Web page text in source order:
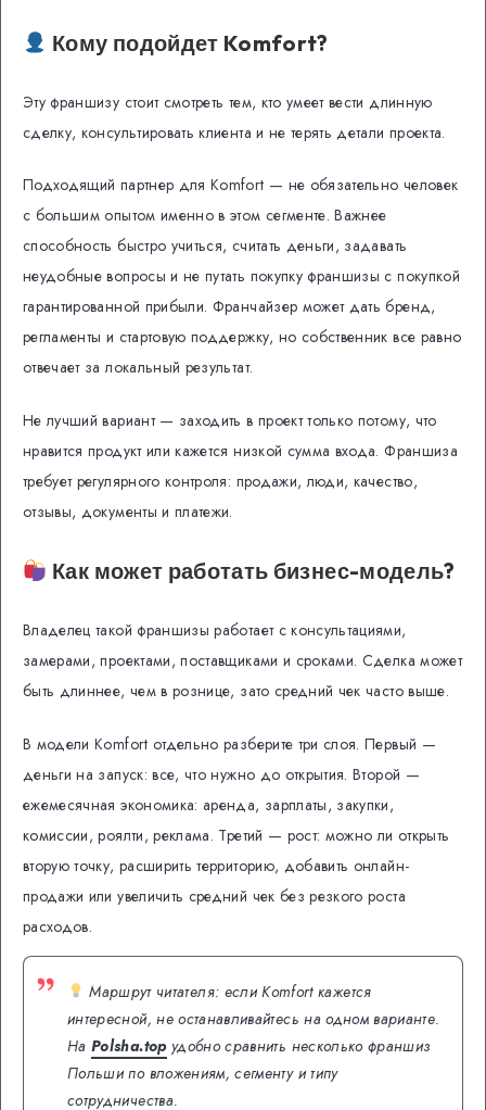
Кому подойдет Komfort?
Эту франшизу стоит смотреть тем, кто умеет вести длинную
сделку, консультировать клиента и не терять детали проекта.
Подходящий партнер для Komfort — не обязательно человек
с большим опытом именно в этом сегменте. Важнее
способность быстро учиться, считать деньги, задавать
неудобные вопросы и не путать покупку франшизы с покупкой
гарантированной прибыли. Франчайзер может дать бренд,
регламенты и стартовую поддержку, но собственник все равно
отвечает за локальный результат.
Не лучший вариант — заходить в проект только потому, что
нравится продукт или кажется низкой сумма входа. Франшиза
требует регулярного контроля: продажи, люди, качество,
отзывы, документы и платежи.
Как может работать бизнес-модель?
Владелец такой франшизы работает с консультациями,
замерами, проектами, поставщиками и сроками. Сделка может
быть длиннее, чем в рознице, зато средний чек часто выше.
В модели Komfort отдельно разберите три слоя. Первый —
деньги на запуск: все, что нужно до открытия. Второй —
ежемесячная экономика: аренда, зарплаты, закупки,
комиссии, роялти, реклама. Третий — рост: можно ли открыть
вторую точку, расширить территорию, добавить онлайн-
продажи или увеличить средний чек без резкого роста
расходов.
Маршрут читателя: если Komfort кажется
интересной, не останавливайтесь на одном варианте.
НаPolsha.topудобно сравнить несколько франшиз
Польши по вложениям, сегменту и типу
сотрудничества.